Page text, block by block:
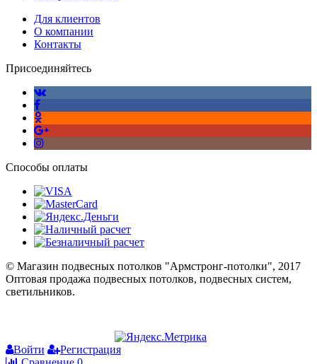
Для клиентов
О компании
Контакты
Присоединяйтесь
Способы оплаты
© Магазин подвесных потолков "Армстронг-потолки", 2017
Оптовая продажа подвесных потолков, подвесных систем,
светильников.
Войти
Регистрация